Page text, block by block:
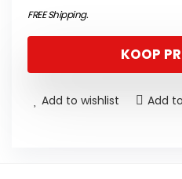
FREE Shipping.
KOOP
Add to wishlist Add